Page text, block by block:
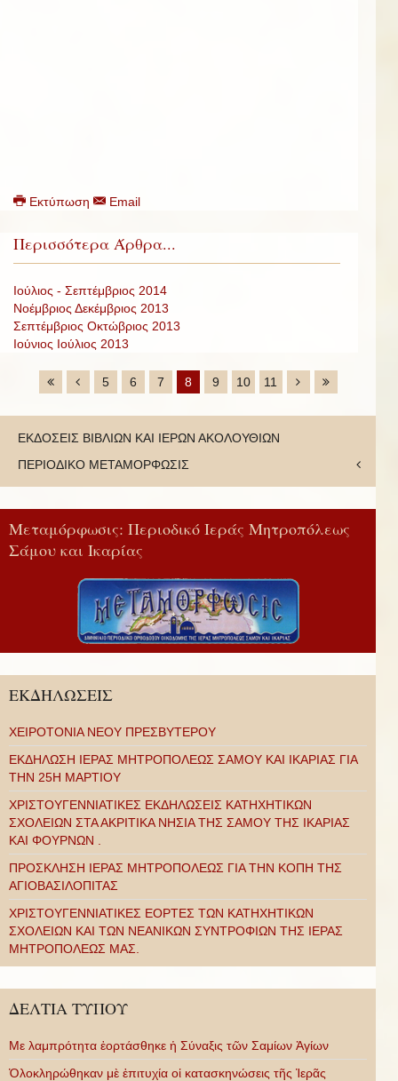
Εκτύπωση Email
Περισσότερα Άρθρα...
Ιούλιος - Σεπτέμβριος 2014
Νοέμβριος Δεκέμβριος 2013
Σεπτέμβριος Οκτώβριος 2013
Ιούνιος Ιούλιος 2013
5 6 7 8 9 10 11
ΕΚΔΟΣΕΙΣ ΒΙΒΛΙΩΝ ΚΑΙ ΙΕΡΩΝ ΑΚΟΛΟΥΘΙΩΝ
ΠΕΡΙΟΔΙΚΟ ΜΕΤΑΜΟΡΦΩΣΙΣ
Μεταμόρφωσις: Περιοδικό Ιεράς Μητροπόλεως
Σάμου και Ικαρίας
ΕΚΔΗΛΩΣΕΙΣ
ΧΕΙΡΟΤΟΝΙΑ ΝΕΟΥ ΠΡΕΣΒΥΤΕΡΟΥ
ΕΚΔΗΛΩΣΗ ΙΕΡΑΣ ΜΗΤΡΟΠΟΛΕΩΣ ΣΑΜΟΥ ΚΑΙ ΙΚΑΡΙΑΣ ΓΙΑ
ΤΗΝ 25Η ΜΑΡΤΙΟΥ
ΧΡΙΣΤΟΥΓΕΝΝΙΑΤΙΚΕΣ ΕΚΔΗΛΩΣΕΙΣ ΚΑΤΗΧΗΤΙΚΩΝ
ΣΧΟΛΕΙΩΝ ΣΤΑ ΑΚΡΙΤΙΚΑ ΝΗΣΙΑ ΤΗΣ ΣΑΜΟΥ ΤΗΣ ΙΚΑΡΙΑΣ
ΚΑΙ ΦΟΥΡΝΩΝ .
ΠΡΟΣΚΛΗΣΗ ΙΕΡΑΣ ΜΗΤΡΟΠΟΛΕΩΣ ΓΙΑ ΤΗΝ ΚΟΠΗ ΤΗΣ
ΑΓΙΟΒΑΣΙΛΟΠΙΤΑΣ
ΧΡΙΣΤΟΥΓΕΝΝΙΑΤΙΚΕΣ ΕΟΡΤΕΣ ΤΩΝ ΚΑΤΗΧΗΤΙΚΩΝ
ΣΧΟΛΕΙΩΝ ΚΑΙ ΤΩΝ ΝΕΑΝΙΚΩΝ ΣΥΝΤΡΟΦΙΩΝ ΤΗΣ ΙΕΡΑΣ
ΜΗΤΡΟΠΟΛΕΩΣ ΜΑΣ.
ΔΕΛΤΙΑ ΤΥΠΟΥ
Με λαμπρότητα ἑορτάσθηκε ἡ Σύναξις τῶν Σαμίων Ἁγίων
Ὁλοκληρώθηκαν μὲ ἐπιτυχία οἱ κατασκηνώσεις τῆς Ἱερᾶς